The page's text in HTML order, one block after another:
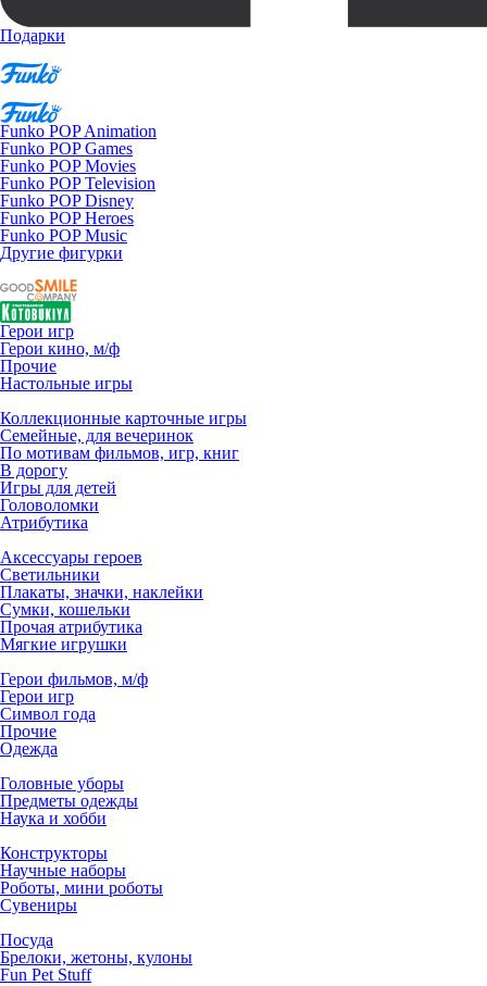
Подарки
Funko POP Animation
Funko POP Games
Funko POP Movies
Funko POP Television
Funko POP Disney
Funko POP Heroes
Funko POP Music
Другие фигурки
Герои игр
Герои кино, м/ф
Прочие
Настольные игры
Коллекционные карточные игры
Семейные, для вечеринок
По мотивам фильмов, игр, книг
В дорогу
Игры для детей
Головоломки
Атрибутика
Аксессуары героев
Светильники
Плакаты, значки, наклейки
Сумки, кошельки
Прочая атрибутика
Мягкие игрушки
Герои фильмов, м/ф
Герои игр
Символ года
Прочие
Одежда
Головные уборы
Предметы одежды
Наука и хобби
Конструкторы
Научные наборы
Роботы, мини роботы
Сувениры
Посуда
Брелоки, жетоны, кулоны
Fun Pet Stuff